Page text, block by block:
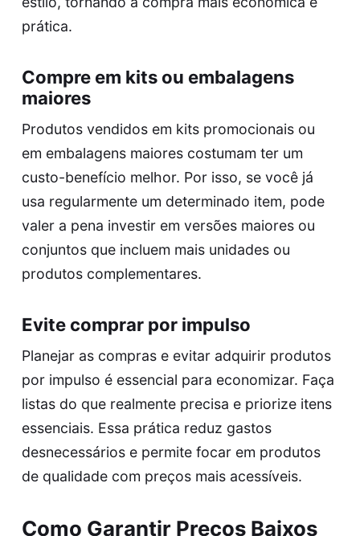
prática.
Compre em kits ou embalagens
maiores
Produtos vendidos em kits promocionais ou
em embalagens maiores costumam ter um
custo-benefício melhor. Por isso, se você já
usa regularmente um determinado item, pode
valer a pena investir em versões maiores ou
conjuntos que incluem mais unidades ou
produtos complementares.
Evite comprar por impulso
Planejar as compras e evitar adquirir produtos
por impulso é essencial para economizar. Faça
listas do que realmente precisa e priorize itens
essenciais. Essa prática reduz gastos
desnecessários e permite focar em produtos
de qualidade com preços mais acessíveis.
Como Garantir Preços Baixos